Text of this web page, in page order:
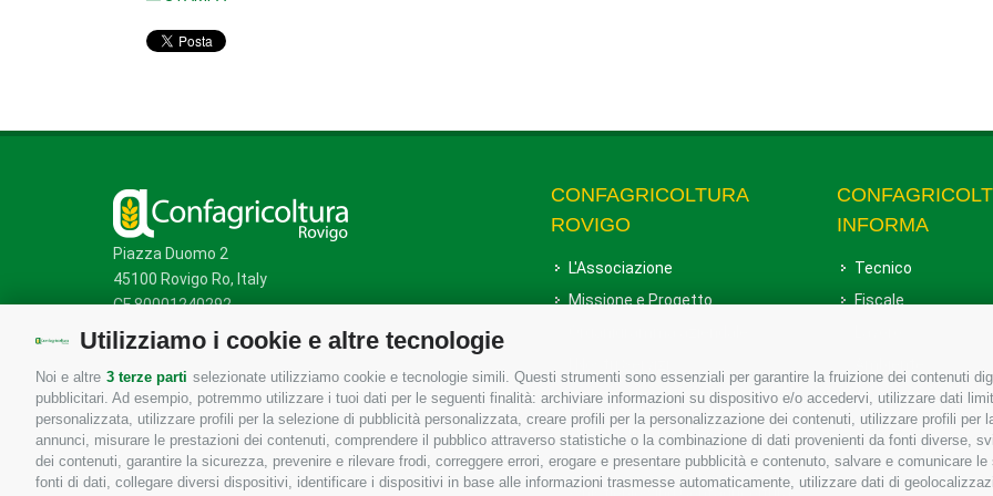
Utilizziamo i cookie e altre tecnologie
Noi e altre 3 terze parti selezionate utilizziamo cookie e tecnologie simili. Questi strumenti sono essenziali per garantire la fruizione dei contenuti
pubblicitari. Ad esempio, potremmo utilizzare i tuoi dati per le seguenti finalità: archiviare informazioni su dispositivo e/o accedervi, utilizzare dati
personalizzata, utilizzare profili per la selezione di pubblicità personalizzata, creare profili per la personalizzazione dei contenuti, utilizzare profili
annunci, misurare le prestazioni dei contenuti, comprendere il pubblico attraverso statistiche o la combinazione di dati provenienti da fonti diverse,
dei contenuti, garantire la sicurezza, prevenire e rilevare frodi, correggere errori, erogare e presentare pubblicità e contenuto, salvare e comunicare
fonti di dati, collegare diversi dispositivi, identificare i dispositivi in base alle informazioni trasmesse automaticamente, utilizzare dati di
Piazza Duomo 2
45100 Rovigo Ro, Italy
CF 80001240292
Mappa del sito/Privacy Policy /Cookie Policy
CONFAGRICOLTURA
ROVIGO
L'Associazione
Missione e Progetto
Uffici della Sede provinciale
Le Sedi di Zona
Agricoltori S.r.l.
INFORMA
Tecnico
Fiscale
Associazione